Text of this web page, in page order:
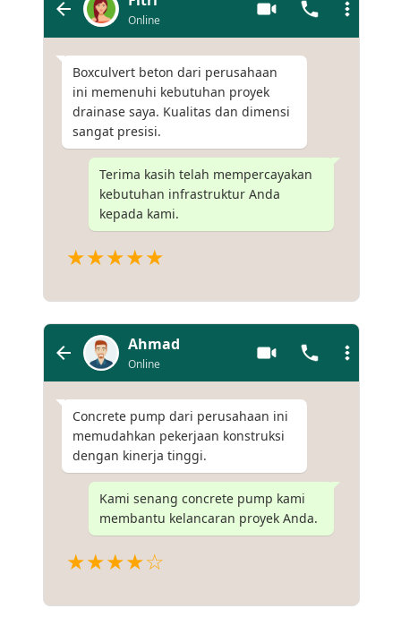
Online
Boxculvert beton dari perusahaan
ini memenuhi kebutuhan proyek
drainase saya. Kualitas dan dimensi
sangat presisi.
Terima kasih telah mempercayakan
kebutuhan infrastruktur Anda
kepada kami.
★★★★★
Ahmad
Online
Concrete pump dari perusahaan ini
memudahkan pekerjaan konstruksi
dengan kinerja tinggi.
Kami senang concrete pump kami
membantu kelancaran proyek Anda.
★★★★☆